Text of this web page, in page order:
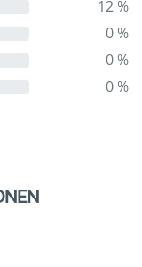
12 %
0 %
0 %
0 %